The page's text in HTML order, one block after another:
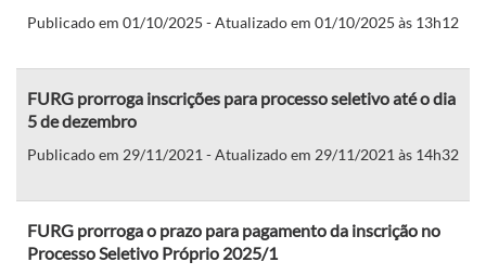
Publicado em 01/10/2025 - Atualizado em 01/10/2025 às 13h12
FURG prorroga inscrições para processo seletivo até o dia
5 de dezembro
Publicado em 29/11/2021 - Atualizado em 29/11/2021 às 14h32
FURG prorroga o prazo para pagamento da inscrição no
Processo Seletivo Próprio 2025/1